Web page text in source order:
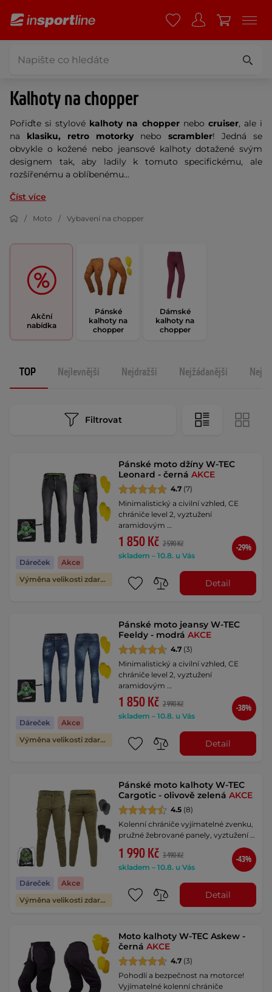
Kalhoty na chopper
Pořiďte si stylové kalhoty na chopper nebo cruiser, ale i
na klasiku, retro motorky nebo scrambler! Jedná se
obvykle o kožené nebo jeansové kalhoty dotažené svým
designem tak, aby ladily k tomuto specifickému, ale
rozšířenému a oblíbenému...
Číst více
Moto Vybavení na chopper
Akční
nabídka
Pánské
kalhoty na
chopper
Dámské
kalhoty na
chopper
TOP Nejlevnější Nejdražší Nejžádanější
Filtrovat
Dáreček
Akce
Výměna velikosti zdarma
Pánské moto džíny W-TEC
Leonard - černáAKCE
4.7 (7)
Minimalistický a civilní vzhled, CE
chrániče level 2, vyztužení
aramidovým …
1 850 Kč 2 590 Kč
skladem – 10.8. u Vás
-29%
Detail
Dáreček
Akce
Výměna velikosti zdarma
Pánské moto jeansy W-TEC
Feeldy - modráAKCE
4.7 (3)
Minimalistický a civilní vzhled, CE
chrániče level 2, vyztužení
aramidovým …
1 850 Kč 2 990 Kč
skladem – 10.8. u Vás
-38%
Detail
Dáreček
Akce
Výměna velikosti zdarma
Pánské moto kalhoty W-TEC
Cargotic - olivově zelenáAKCE
4.5 (8)
Kolenní chrániče vyjímatelné zvenku,
pružné žebrované panely, vyztužení …
1 990 Kč 3 490 Kč
skladem – 10.8. u Vás
-43%
Detail
Moto kalhoty W-TEC Askew -
černáAKCE
4.7 (3)
Pohodlí a bezpečnost na motorce!
Vyjímatelné kolenní chrániče